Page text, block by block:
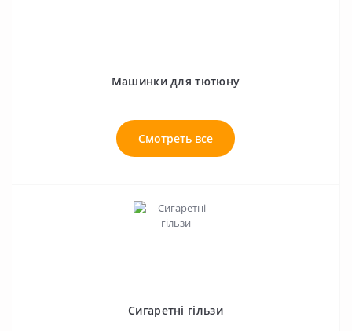
Машинки для тютюну
Смотреть все
Сигаретні гільзи